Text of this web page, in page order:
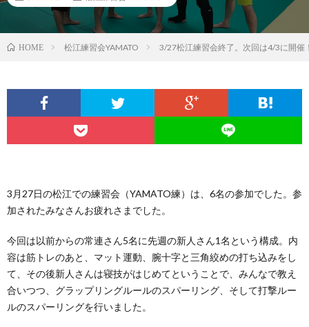
HOME 松江練習会YAMATO 3/27松江練習会終了。次回は4/3に開催
3月27日の松江での練習会（YAMATO練）は、6名の参加でした。参
加されたみなさんお疲れさまでした。
今回は以前からの常連さん5名に先週の新人さん1名という構成。内
容は筋トレのあと、マット運動、腕十字と三角絞めの打ち込みをし
て、その後新人さんは寝技がはじめてということで、みんなで教え
合いつつ、グラップリングルールのスパーリング、そして打撃ルー
ルのスパーリングを行いました。